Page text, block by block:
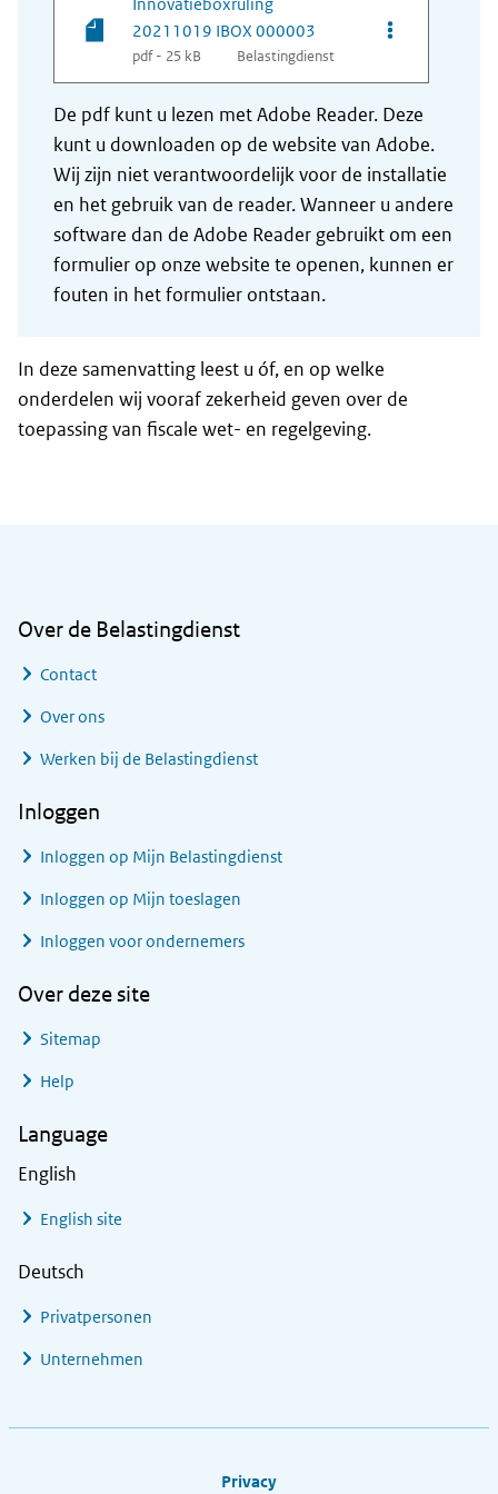
20211019 IBOX 000003
pdf - 25 kB Belastingdienst
Opties van
De pdf kunt u lezen met Adobe Reader. Deze
kunt u downloaden op de website van Adobe.
Wij zijn niet verantwoordelijk voor de installatie
en het gebruik van de reader. Wanneer u andere
software dan de Adobe Reader gebruikt om een
formulier op onze website te openen, kunnen er
fouten in het formulier ontstaan.
In deze samenvatting leest u óf, en op welke
onderdelen wij vooraf zekerheid geven over de
toepassing van fiscale wet- en regelgeving.
Over de Belastingdienst
Contact
Over ons
Werken bij de Belastingdienst
Inloggen
Inloggen op Mijn Belastingdienst
Inloggen op Mijn toeslagen
Inloggen voor ondernemers
Over deze site
Sitemap
Help
Language
English
English site
Deutsch
Privatpersonen
Unternehmen
Privacy